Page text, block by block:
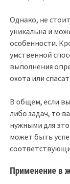
Однако, не
уникальна и
особенности.
умственной
выполнения
охота или
В общем, если
либо задач, то
нужными для
может быть
Применение в